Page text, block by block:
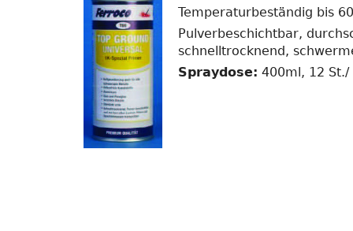
Temperaturbeständig bis
Pulverbeschichtbar,
schnelltrocknend,
Spraydose: 400ml, 12 St./